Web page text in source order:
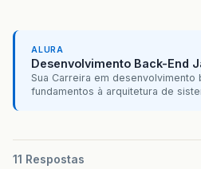
ALURA
Desenvolvimento Back-End
Sua Carreira em desenvolvimento
fundamentos à arquitetura de
11 Respostas